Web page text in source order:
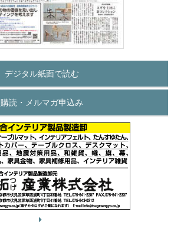
デジタル紙面で読む
購読・メルマガ申込み